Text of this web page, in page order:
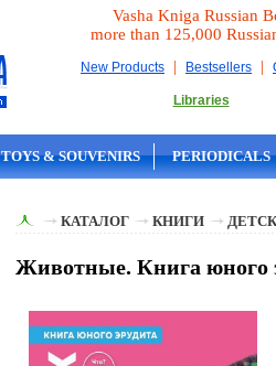
Vasha Kniga Russian
more than 125,000
New Products | Bestsellers |
Libraries
TOYS & SOUVENIRS PERIODICALS
КАТАЛОГ КНИГИ
Животные. Книга юного